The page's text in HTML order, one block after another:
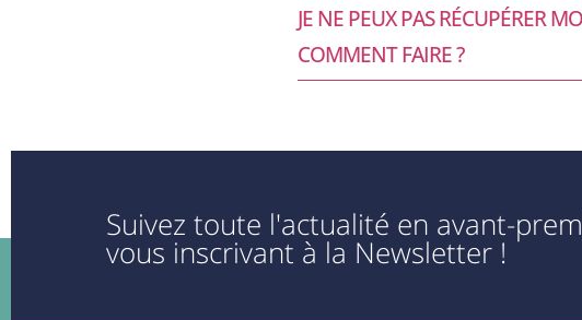
JE NE PEUX PAS RÉCUPÉRER
COMMENT FAIRE ?
Suivez toute l'actualité en avant-
vous inscrivant à la Newsletter !